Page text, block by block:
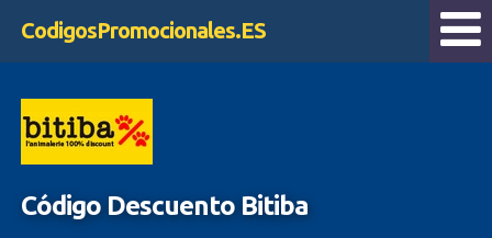
CodigosPromocionales.ES
Código Descuento Bitiba